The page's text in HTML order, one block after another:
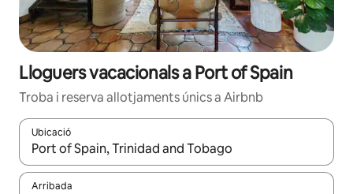
Lloguers vacacionals a Port of Spain
Troba i reserva allotjaments únics a Airbnb
Ubicació
Quan els resultats estiguin disponibles, podràs navegar-hi a
Arribada